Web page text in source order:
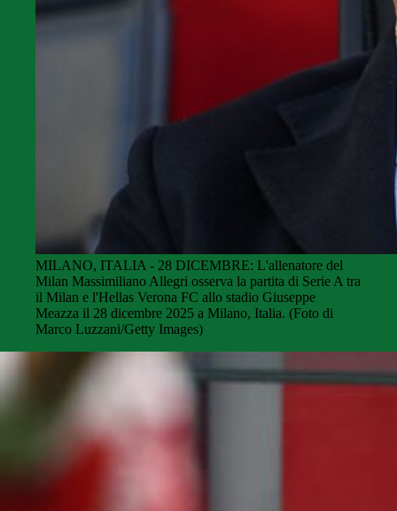
MILANO, ITALIA - 28 DICEMBRE: L'allenatore del
Milan Massimiliano Allegri osserva la partita di Serie A tra
il Milan e l'Hellas Verona FC allo stadio Giuseppe
Meazza il 28 dicembre 2025 a Milano, Italia. (Foto di
Marco Luzzani/Getty Images)